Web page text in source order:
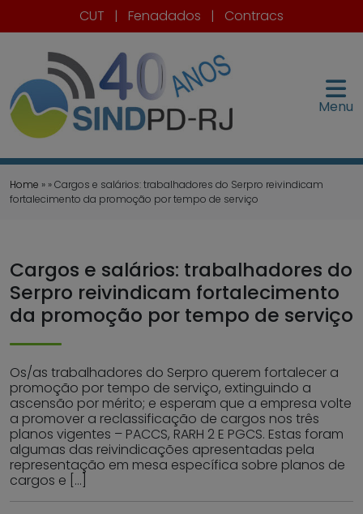
CUT | Fenadados | Contracs
Menu
Home » » Cargos e salários: trabalhadores do Serpro reivindicam
fortalecimento da promoção por tempo de serviço
Cargos e salários: trabalhadores do
Serpro reivindicam fortalecimento
da promoção por tempo de serviço
Os/as trabalhadores do Serpro querem fortalecer a
promoção por tempo de serviço, extinguindo a
ascensão por mérito; e esperam que a empresa volte
a promover a reclassificação de cargos nos três
planos vigentes – PACCS, RARH 2 E PGCS. Estas foram
algumas das reivindicações apresentadas pela
representação em mesa específica sobre planos de
cargos e […]